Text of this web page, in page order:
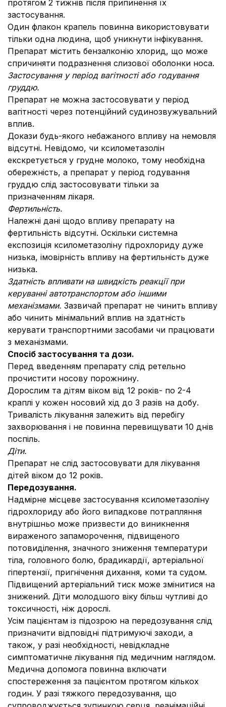
протягом 2 тижнів після припинення їх
застосування.
Один флакон крапель повинна використовувати
тільки одна людина, щоб уникнути інфікування.
Препарат містить бензалконію хлорид, що може
спричиняти подразнення слизової оболонки носа.
Застосування у період вагітності або годування
груддю.
Препарат не можна застосовувати у період
вагітності через потенційний судинозвужувальний
вплив.
Докази будь-якого небажаного впливу на немовля
відсутні. Невідомо, чи ксилометазолін
екскретується у грудне молоко, тому необхідна
обережність, а препарат у період годування
груддю слід застосовувати тільки за
призначенням лікаря.
Фертильність.
Належні дані щодо впливу препарату на
фертильність відсутні. Оскільки системна
експозиція ксилометазоліну гідрохлориду дуже
низька, імовірність впливу на фертильність дуже
низька.
Здатність впливати на швидкість реакції при
керуванні автотранспортом або іншими
механізмами. Зазвичай препарат не чинить впливу
або чинить мінімальний вплив на здатність
керувати транспортними засобами чи працювати
з механізмами.
Спосіб застосування та дози.
Перед введенням препарату слід ретельно
прочистити носову порожнину.
Дорослим та дітям віком від 12 років- по 2-4
краплі у кожен носовий хід до 3 разів на добу.
Тривалість лікування залежить від перебігу
захворювання і не повинна перевищувати 10 днів
поспіль.
Діти.
Препарат не слід застосовувати для лікування
дітей віком до 12 років.
Передозування.
Надмірне місцеве застосування ксилометазоліну
гідрохлориду або його випадкове потрапляння
внутрішньо може призвести до виникнення
вираженого запаморочення, підвищеного
потовиділення, значного зниження температури
тіла, головного болю, брадикардії, артеріальної
гіпертензії, пригнічення дихання, коми та судом.
Підвищений артеріальний тиск може змінитися на
знижений. Діти молодшого віку більш чутливі до
токсичності, ніж дорослі.
Усім пацієнтам із підозрою на передозування слід
призначити відповідні підтримуючі заходи, а
також, у разі необхідності, невідкладне
симптоматичне лікування під медичним наглядом.
Медична допомога повинна включати
спостереження за пацієнтом протягом кількох
годин. У разі тяжкого передозування, що